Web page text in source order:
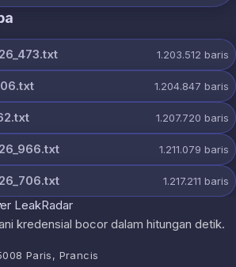
1.203.512 baris
1.204.847 baris
1.207.720 baris
1.211.079 baris
1.217.211 baris
kredensial bocor dalam hitungan detik.
Paris, Prancis